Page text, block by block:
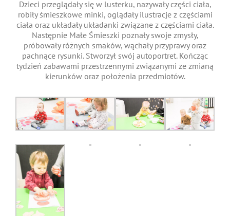
Dzieci przeglądały się w lusterku, nazywały części ciała,
robiły śmieszkowe minki, oglądały ilustracje z częściami
ciała oraz układały układanki związane z częściami ciała.
Następnie Małe Śmieszki poznały swoje zmysły,
próbowały różnych smaków, wąchały przyprawy oraz
pachnące rysunki. Stworzył swój autoportret. Kończąc
tydzień zabawami przestrzennymi związanymi ze zmianą
kierunków oraz położenia przedmiotów.